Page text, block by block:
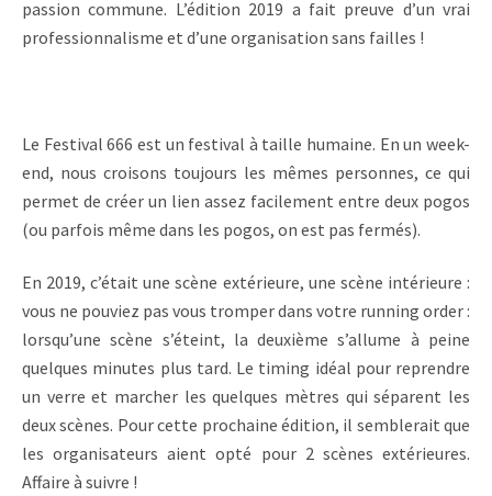
passion commune. L’édition 2019 a fait preuve d’un vrai
professionnalisme et d’une organisation sans failles !
Le Festival 666 est un festival à taille humaine. En un week-
end, nous croisons toujours les mêmes personnes, ce qui
permet de créer un lien assez facilement entre deux pogos
(ou parfois même dans les pogos, on est pas fermés).
En 2019, c’était une scène extérieure, une scène intérieure :
vous ne pouviez pas vous tromper dans votre running order :
lorsqu’une scène s’éteint, la deuxième s’allume à peine
quelques minutes plus tard. Le timing idéal pour reprendre
un verre et marcher les quelques mètres qui séparent les
deux scènes. Pour cette prochaine édition, il semblerait que
les organisateurs aient opté pour 2 scènes extérieures.
Affaire à suivre !